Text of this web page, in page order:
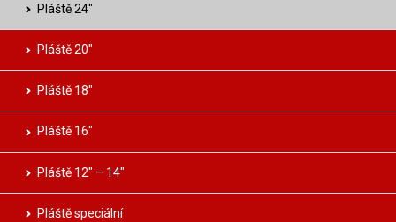
Pláště 24″
Pláště 20″
Pláště 18″
Pláště 16″
Pláště 12″ – 14″
Pláště speciální